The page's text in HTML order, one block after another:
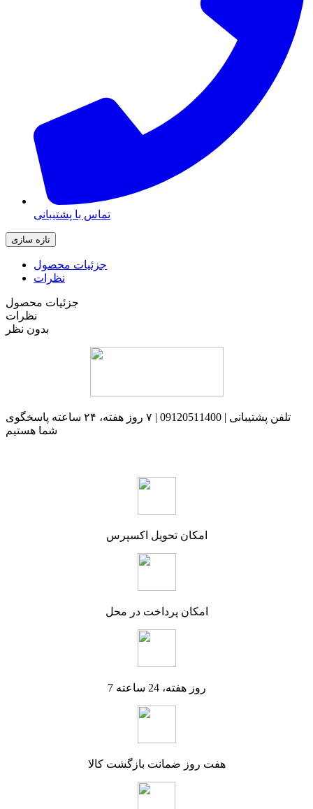
تماس با پشتیبانی
جزئیات محصول
نظرات
جزئیات محصول
نظرات
بدون نظر
تلفن پشتیبانی | 09120511400 | ۷ روز هفته، ۲۴ ساعته پاسخگوی
شما هستیم
امکان تحویل اکسپرس
امکان پرداخت در محل
7 روز هفته، 24 ساعته
هفت روز ضمانت بازگشت کالا